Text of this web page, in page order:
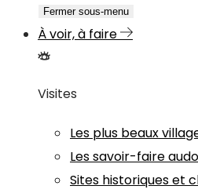
Fermer sous-menu
À voir, à faire
Visites
Les plus beaux
Les savoir-faire
Sites historiques et